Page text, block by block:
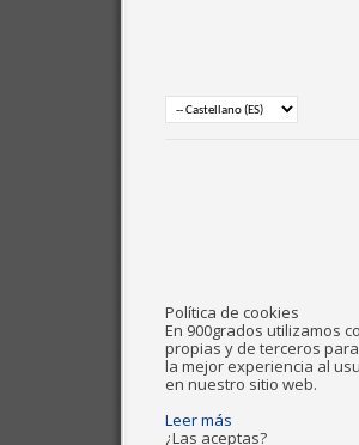
Política de cookies
En 900grados utilizamos
propias y de terceros
la mejor experiencia al
en nuestro sitio web.
Leer más
¿Las aceptas?